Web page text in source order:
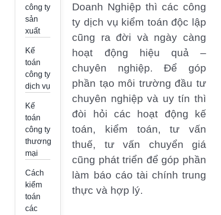
Doanh Nghiệp thì các công
ty dịch vụ kiểm toán độc lập
cũng ra đời và ngày càng
hoạt động hiệu quả –
chuyên nghiệp. Để góp
phần tạo môi trường đầu tư
chuyên nghiệp và uy tín thì
đòi hỏi các hoạt động kế
toán, kiểm toán, tư vấn
thuế, tư vấn chuyển giá
cũng phát triển để góp phần
làm báo cáo tài chính trung
thực và hợp lý.
công ty
sản
xuất
Kế
toán
công ty
dịch vụ
Kế
toán
công ty
thương
mại
Cách
kiểm
toán
các